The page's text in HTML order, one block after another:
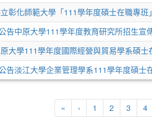
彰化師範大學「111學年度碩士在職專班
告中原大學111學年度教育研究所招生宣
大學111學年度國際經營與貿易學系碩士
告淡江大學企業管理學系111學年度碩
« ‹ 1 2 3 4